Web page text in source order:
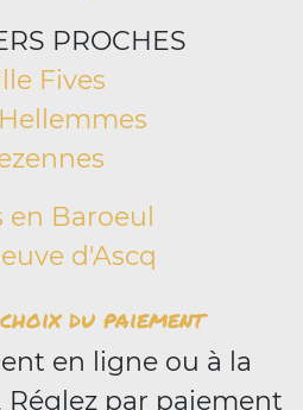
PROCHES
Fives
en Baroeul
d'Ascq
du paiement
en ligne ou à la
Réglez par paiement